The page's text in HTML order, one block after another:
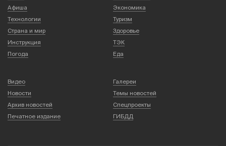
Афиша
Экономика
Технологии
Туризм
Страна и мир
Здоровье
Инструкция
ТЭК
Погода
Еда
Видео
Галереи
Новости
Темы новостей
Архив новостей
Спецпроекты
Печатное издание
ГИБДД